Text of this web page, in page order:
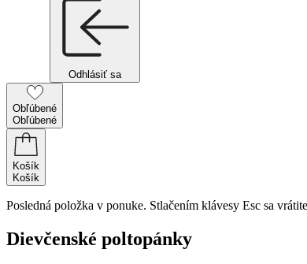
Odhlásiť sa
Obľúbené
Obľúbené
Košík
Košík
Posledná položka v ponuke. Stlačením klávesy Esc sa
Dievčenské poltopánky